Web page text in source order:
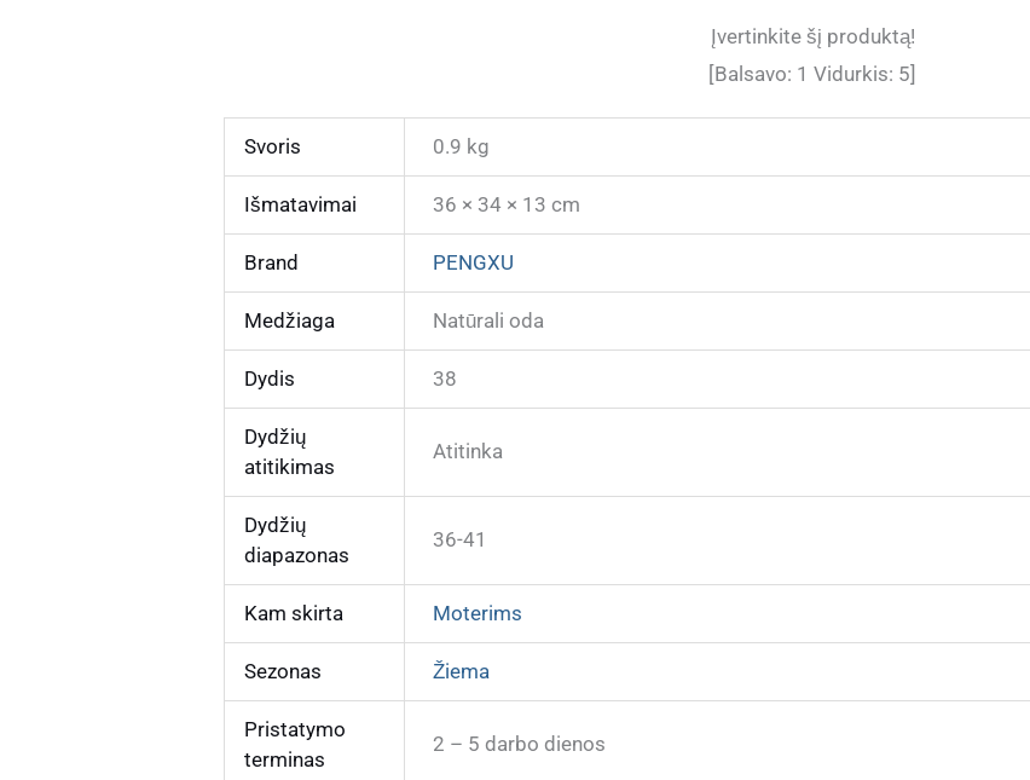
Įvertinkite šį produktą!
[Balsavo: 1 Vidurkis: 5]
Svoris 0.9 kg
Išmatavimai 36 × 34 × 13 cm
Brand PENGXU
Medžiaga Natūrali oda
Dydis 38
Dydžių
atitikimas
Atitinka
Dydžių
diapazonas
36-41
Kam skirta Moterims
Sezonas Žiema
Pristatymo
terminas
2 – 5 darbo dienos